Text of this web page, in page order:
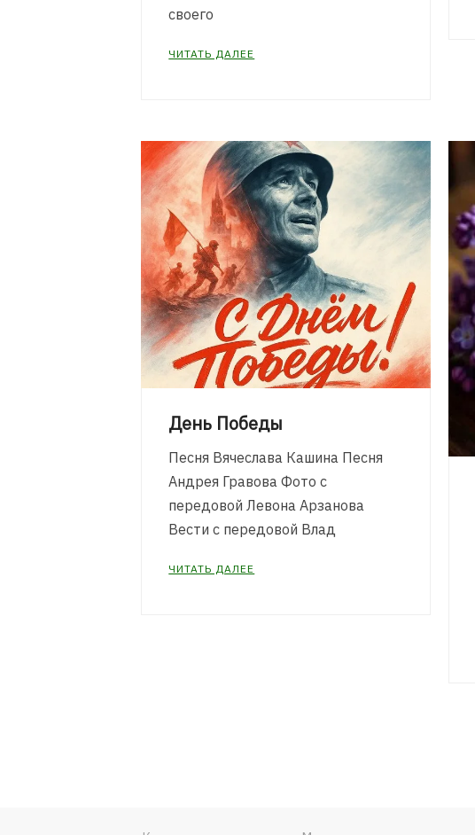
своего
ЧИТАТЬ ДАЛЕЕ
День Победы
Песня Вячеслава Кашина Песня
Андрея Гравова Фото с
передовой Левона Арзанова
Вести с передовой Влад
ЧИТАТЬ ДАЛЕЕ